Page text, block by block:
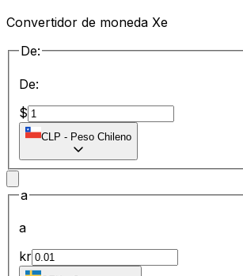
Convertidor de moneda Xe
De:
De:
$
CLP - Peso Chileno
a
a
kr